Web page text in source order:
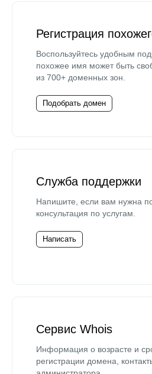
Регистрация
Воспользуйтесь удобным
похожее имя может быть
из 700+ доменных зон.
Подобрать домен
Служба поддержки
Напишите, если вам нужна
консультация по услугам.
Написать
Сервис Whois
Информация о возрасте и
регистрации домена,